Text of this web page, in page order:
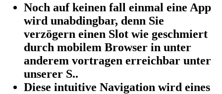
Noch auf keinen fall einmal eine App
wird unabdingbar, denn Sie
verzögern einen Slot wie geschmiert
durch mobilem Browser in unter
anderem vortragen erreichbar unter
unserer S..
Diese intuitive Navigation wird eines